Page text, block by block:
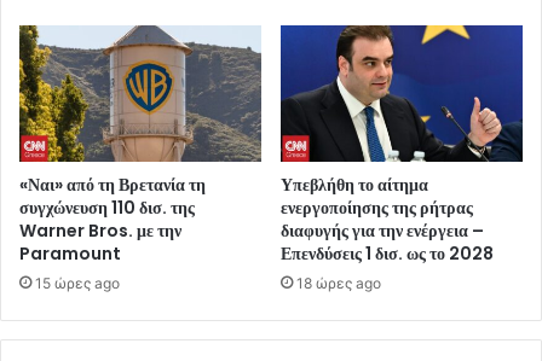
«Ναι» από τη Βρετανία τη
συγχώνευση 110 δισ. της
Warner Bros. με την
Paramount
15 ώρες ago
Υπεβλήθη το αίτημα
ενεργοποίησης της ρήτρας
διαφυγής για την ενέργεια –
Επενδύσεις 1 δισ. ως το 2028
18 ώρες ago